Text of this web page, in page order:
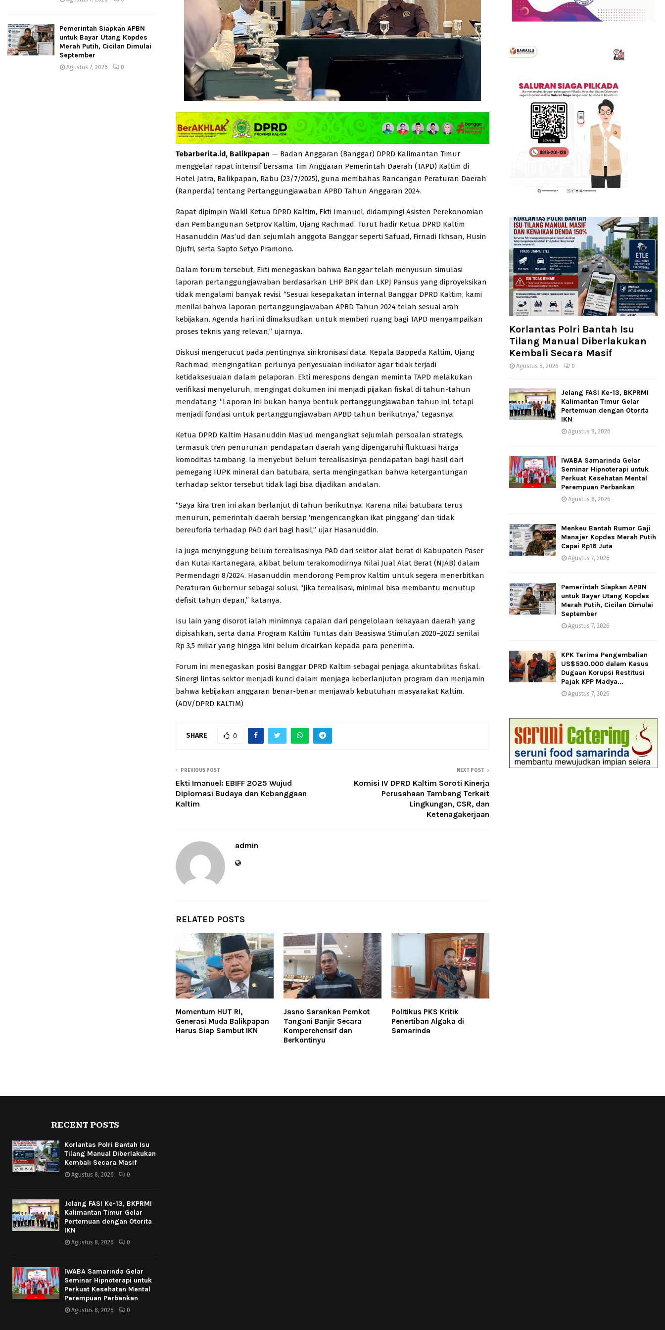
Tebarberita.id, Balikpapan — Badan Anggaran (Banggar) DPRD Kalimantan Timur
menggelar rapat intensif bersama Tim Anggaran Pemerintah Daerah (TAPD) Kaltim di
Hotel Jatra, Balikpapan, Rabu (23/7/2025), guna membahas Rancangan Peraturan Daerah
(Ranperda) tentang Pertanggungjawaban APBD Tahun Anggaran 2024.
Rapat dipimpin Wakil Ketua DPRD Kaltim, Ekti Imanuel, didampingi Asisten Perekonomian
dan Pembangunan Setprov Kaltim, Ujang Rachmad. Turut hadir Ketua DPRD Kaltim
Hasanuddin Mas’ud dan sejumlah anggota Banggar seperti Safuad, Firnadi Ikhsan, Husin
Djufri, serta Sapto Setyo Pramono.
Dalam forum tersebut, Ekti menegaskan bahwa Banggar telah menyusun simulasi
laporan pertanggungjawaban berdasarkan LHP BPK dan LKPJ Pansus yang diproyeksikan
tidak mengalami banyak revisi. “Sesuai kesepakatan internal Banggar DPRD Kaltim, kami
menilai bahwa laporan pertanggungjawaban APBD Tahun 2024 telah sesuai arah
kebijakan. Agenda hari ini dimaksudkan untuk memberi ruang bagi TAPD menyampaikan
proses teknis yang relevan,” ujarnya.
Diskusi mengerucut pada pentingnya sinkronisasi data. Kepala Bappeda Kaltim, Ujang
Rachmad, mengingatkan perlunya penyesuaian indikator agar tidak terjadi
ketidaksesuaian dalam pelaporan. Ekti merespons dengan meminta TAPD melakukan
verifikasi menyeluruh, mengingat dokumen ini menjadi pijakan fiskal di tahun-tahun
mendatang. “Laporan ini bukan hanya bentuk pertanggungjawaban tahun ini, tetapi
menjadi fondasi untuk pertanggungjawaban APBD tahun berikutnya,” tegasnya.
Ketua DPRD Kaltim Hasanuddin Mas’ud mengangkat sejumlah persoalan strategis,
termasuk tren penurunan pendapatan daerah yang dipengaruhi fluktuasi harga
komoditas tambang. Ia menyebut belum terealisasinya pendapatan bagi hasil dari
pemegang IUPK mineral dan batubara, serta mengingatkan bahwa ketergantungan
terhadap sektor tersebut tidak lagi bisa dijadikan andalan.
“Saya kira tren ini akan berlanjut di tahun berikutnya. Karena nilai batubara terus
menurun, pemerintah daerah bersiap ‘mengencangkan ikat pinggang’ dan tidak
bereuforia terhadap PAD dari bagi hasil,” ujar Hasanuddin.
Ia juga menyinggung belum terealisasinya PAD dari sektor alat berat di Kabupaten Paser
dan Kutai Kartanegara, akibat belum terakomodirnya Nilai Jual Alat Berat (NJAB) dalam
Permendagri 8/2024. Hasanuddin mendorong Pemprov Kaltim untuk segera menerbitkan
Peraturan Gubernur sebagai solusi. “Jika terealisasi, minimal bisa membantu menutup
defisit tahun depan,” katanya.
Isu lain yang disorot ialah minimnya capaian dari pengelolaan kekayaan daerah yang
dipisahkan, serta dana Program Kaltim Tuntas dan Beasiswa Stimulan 2020–2023 senilai
Rp 3,5 miliar yang hingga kini belum dicairkan kepada para penerima.
Forum ini menegaskan posisi Banggar DPRD Kaltim sebagai penjaga akuntabilitas fiskal.
Sinergi lintas sektor menjadi kunci dalam menjaga keberlanjutan program dan menjamin
bahwa kebijakan anggaran benar-benar menjawab kebutuhan masyarakat Kaltim.
(ADV/DPRD KALTIM)
SHARE 0
PREVIOUS POST
Ekti Imanuel: EBIFF 2025 Wujud
Diplomasi Budaya dan Kebanggaan
Kaltim
NEXT POST
Komisi IV DPRD Kaltim Soroti Kinerja
Perusahaan Tambang Terkait
Lingkungan, CSR, dan
Ketenagakerjaan
admin
RELATED POSTS
Momentum HUT RI,
Generasi Muda Balikpapan
Harus Siap Sambut IKN
Jasno Sarankan Pemkot
Tangani Banjir Secara
Komperehensif dan
Berkontinyu
Politikus PKS Kritik
Penertiban Algaka di
Samarinda
Pemerintah Siapkan APBN
untuk Bayar Utang Kopdes
Merah Putih, Cicilan Dimulai
September
Agustus 7, 2026 0
Korlantas Polri Bantah Isu
Tilang Manual Diberlakukan
Kembali Secara Masif
Agustus 8, 2026 0
Jelang FASI Ke-13, BKPRMI
Kalimantan Timur Gelar
Pertemuan dengan Otorita
IKN
Agustus 8, 2026
IWABA Samarinda Gelar
Seminar Hipnoterapi untuk
Perkuat Kesehatan Mental
Perempuan Perbankan
Agustus 8, 2026
Menkeu Bantah Rumor Gaji
Manajer Kopdes Merah Putih
Capai Rp16 Juta
Agustus 7, 2026
Pemerintah Siapkan APBN
untuk Bayar Utang Kopdes
Merah Putih, Cicilan Dimulai
September
Agustus 7, 2026
KPK Terima Pengembalian
US$530.000 dalam Kasus
Dugaan Korupsi Restitusi
Pajak KPP Madya...
Agustus 7, 2026
RECENT POSTS
Korlantas Polri Bantah Isu
Tilang Manual Diberlakukan
Kembali Secara Masif
Agustus 8, 2026 0
Jelang FASI Ke-13, BKPRMI
Kalimantan Timur Gelar
Pertemuan dengan Otorita
IKN
Agustus 8, 2026 0
IWABA Samarinda Gelar
Seminar Hipnoterapi untuk
Perkuat Kesehatan Mental
Perempuan Perbankan
Agustus 8, 2026 0